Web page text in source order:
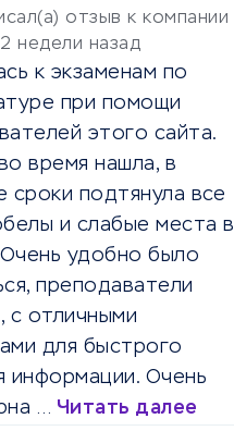
отзыв к компании
2 недели назад
к экзаменам по
при помощи
этого сайта.
время нашла, в
сроки подтянула все
и слабые места в
Очень удобно было
преподаватели
с отличными
для быстрого
информации. Очень
… Читать далее